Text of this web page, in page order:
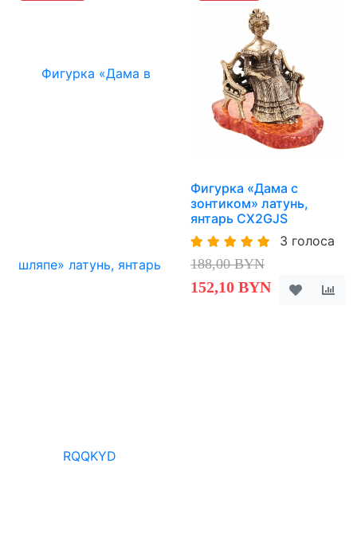
Фигурка «Дама с
зонтиком» латунь,
янтарь CX2GJS
3 голоса
188,00 BYN
152,10 BYN